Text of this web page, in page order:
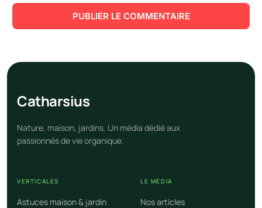
Catharsius
Nature, maison, jardins. Un média dédié aux
passionnés de vie organique.
VERTICALES
Astuces maison & jardin
LE MÉDIA
Nos articles